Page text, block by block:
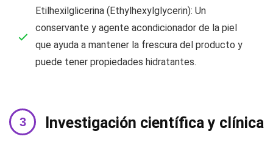
Etilhexilglicerina (Ethylhexylglycerin): Un
conservante y agente acondicionador de la piel
que ayuda a mantener la frescura del producto y
puede tener propiedades hidratantes.
Investigación científica y clínica